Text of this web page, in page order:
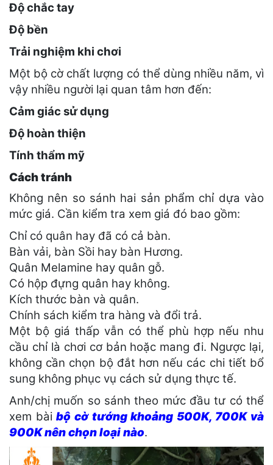
Độ chắc tay
Độ bền
Trải nghiệm khi chơi
Một bộ cờ chất lượng có thể dùng nhiều năm, vì
vậy nhiều người lại quan tâm hơn đến:
Cảm giác sử dụng
Độ hoàn thiện
Tính thẩm mỹ
Cách tránh
Không nên so sánh hai sản phẩm chỉ dựa vào
mức giá. Cần kiểm tra xem giá đó bao gồm:
Chỉ có quân hay đã có cả bàn.
Bàn vải, bàn Sồi hay bàn Hương.
Quân Melamine hay quân gỗ.
Có hộp đựng quân hay không.
Kích thước bàn và quân.
Chính sách kiểm tra hàng và đổi trả.
Một bộ giá thấp vẫn có thể phù hợp nếu nhu
cầu chỉ là chơi cơ bản hoặc mang đi. Ngược lại,
không cần chọn bộ đắt hơn nếu các chi tiết bổ
sung không phục vụ cách sử dụng thực tế.
Anh/chị muốn so sánh theo mức đầu tư có thể
xem bàibộ cờ tướng khoảng 500K, 700K và
900K nên chọn loại nào.